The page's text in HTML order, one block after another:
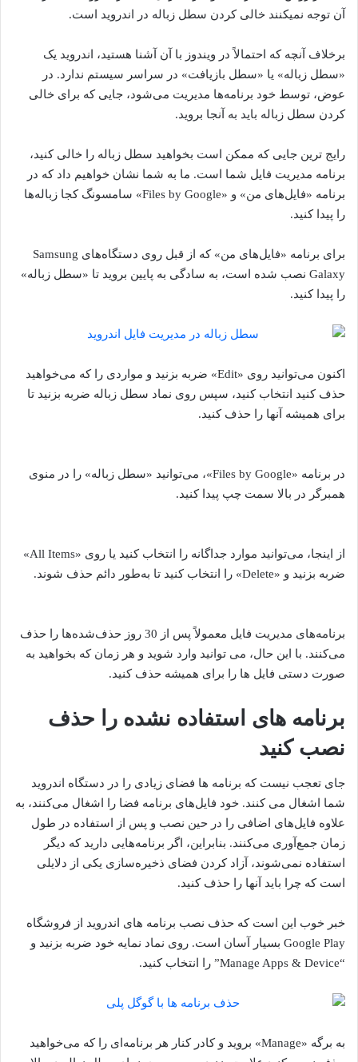
آن توجه نمیکنند خالی کردن سطل زباله در اندروید است.
برخلاف آنچه که احتمالاً در ویندوز با آن آشنا هستید، اندروید یک
«سطل زباله» یا «سطل بازیافت» در سراسر سیستم ندارد. در
عوض، توسط خود برنامه‌ها مدیریت می‌شود، جایی که برای خالی
کردن سطل زباله باید به آنجا بروید.
رایج ترین جایی که ممکن است بخواهید سطل زباله را خالی کنید،
برنامه مدیریت فایل شما است. ما به شما نشان خواهیم داد که در
برنامه «فایل‌های من» و «Files by Google» سامسونگ کجا زباله‌ها
را پیدا کنید.
برای برنامه «فایل‌های من» که از قبل روی دستگاه‌های Samsung
Galaxy نصب شده است، به سادگی به پایین بروید تا «سطل زباله»
را پیدا کنید.
اکنون می‌توانید روی «Edit» ضربه بزنید و مواردی را که می‌خواهید
حذف کنید انتخاب کنید، سپس روی نماد سطل زباله ضربه بزنید تا
برای همیشه آنها را حذف کنید.
در برنامه «Files by Google»، می‌توانید «سطل زباله» را در منوی
همبرگر در بالا سمت چپ پیدا کنید.
از اینجا، می‌توانید موارد جداگانه را انتخاب کنید یا روی «All Items»
ضربه بزنید و «Delete» را انتخاب کنید تا به‌طور دائم حذف شوند.
برنامه‌های مدیریت فایل معمولاً پس از 30 روز حذف‌شده‌ها را حذف
می‌کنند. با این حال، می توانید وارد شوید و هر زمان که بخواهید به
صورت دستی فایل ها را برای همیشه حذف کنید.
برنامه های استفاده نشده را حذف
نصب کنید
جای تعجب نیست که برنامه ها فضای زیادی را در دستگاه اندروید
شما اشغال می کنند. خود فایل‌های برنامه فضا را اشغال می‌کنند، به
علاوه فایل‌های اضافی را در حین نصب و پس از استفاده در طول
زمان جمع‌آوری می‌کنند. بنابراین، اگر برنامه‌هایی دارید که دیگر
استفاده نمی‌شوند، آزاد کردن فضای ذخیره‌سازی یکی از دلایلی
است که چرا باید آنها را حذف کنید.
خبر خوب این است که حذف نصب برنامه های اندروید از فروشگاه
Google Play بسیار آسان است. روی نماد نمایه خود ضربه بزنید و
“Manage Apps & Device” را انتخاب کنید.
به برگه «Manage» بروید و کادر کنار هر برنامه‌ای را که می‌خواهید